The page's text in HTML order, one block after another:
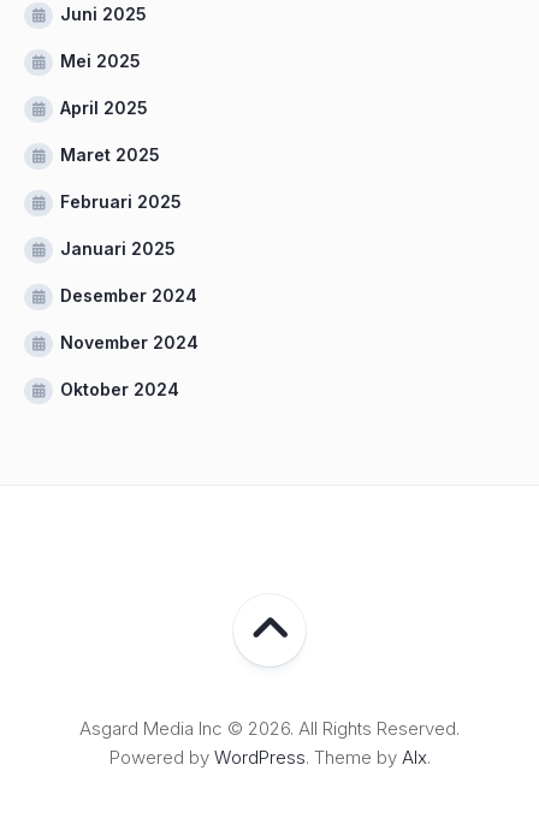
Juni 2025
Mei 2025
April 2025
Maret 2025
Februari 2025
Januari 2025
Desember 2024
November 2024
Oktober 2024
Asgard Media Inc © 2026. All Rights Reserved.
Powered by WordPress. Theme by Alx.